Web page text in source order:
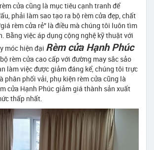
cửa cũng là mục tiêu cạnh tranh để
phải làm sao tạo ra bộ rèm cửa đẹp, chất
rèm cửa rẻ” là điều mà chúng tôi luôn tìm
Bằng việc áp dụng cộng nghệ kỹ thuật với
móc hiện đại Rèm cửa Hạnh Phúc
rèm cửa cao cấp với đường may sắc sảo
làm việc được giảm đáng kể, chúng tôi trực
phân phối vải, phụ kiện rèm cửa cũng là
cửa Hạnh Phúc giảm giá thành sản xuất
thấp nhất.